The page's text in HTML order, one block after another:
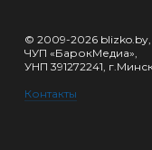
© 2009-2026 blizko.by,
ЧУП «БарокМедиа»,
УНП 391272241,
Контакты